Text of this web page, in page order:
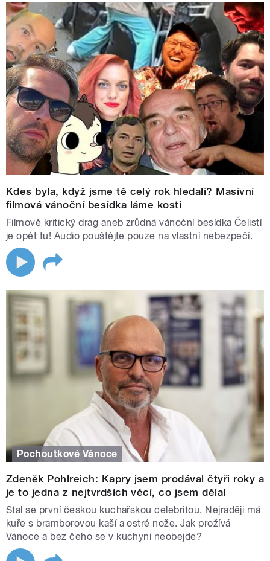
Kdes byla, když jsme tě celý rok hledali? Masivní
filmová vánoční besídka láme kosti
Filmově kritický drag aneb zrůdná vánoční besídka Čelistí
je opět tu! Audio pouštějte pouze na vlastní nebezpečí.
Pochoutkové Vánoce
Zdeněk Pohlreich: Kapry jsem prodával čtyři roky a
je to jedna z nejtvrdších věcí, co jsem dělal
Stal se první českou kuchařskou celebritou. Nejraději má
kuře s bramborovou kaší a ostré nože. Jak prožívá
Vánoce a bez čeho se v kuchyni neobejde?